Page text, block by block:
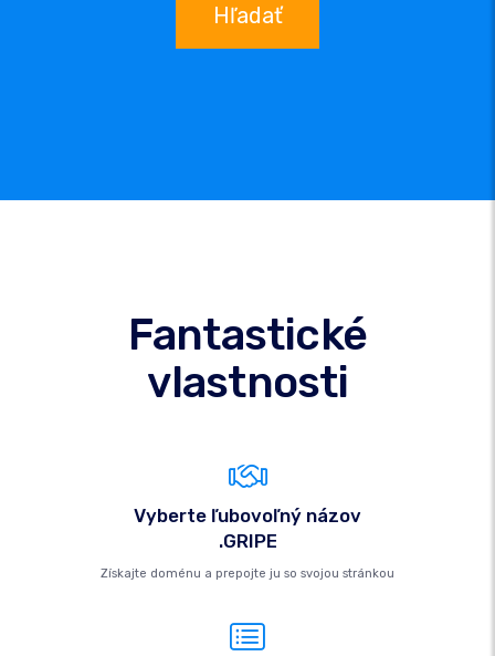
Hľadať
Fantastické
vlastnosti
Vyberte ľubovoľný názov
.GRIPE
Získajte doménu a prepojte ju so svojou stránkou